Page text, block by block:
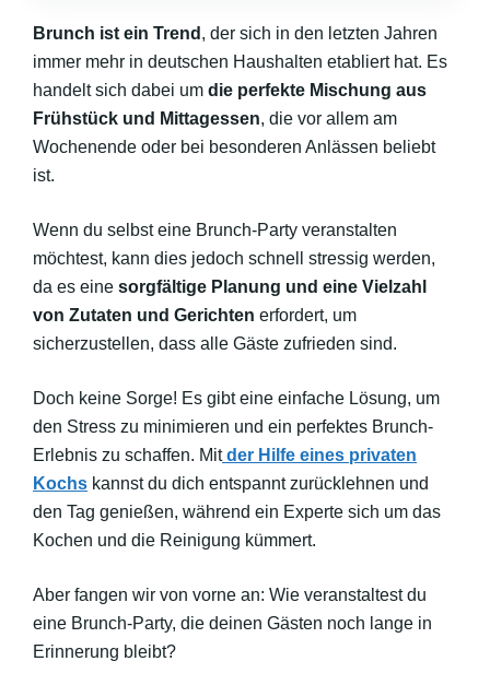
Brunch ist ein Trend , der sich in den letzten Jahren
immer mehr in deutschen Haushalten etabliert hat. Es
handelt sich dabei um die perfekte Mischung aus
Frühstück und Mittagessen, die vor allem am
Wochenende oder bei besonderen Anlässen beliebt
ist.
Wenn du selbst eine Brunch-Party veranstalten
möchtest, kann dies jedoch schnell stressig werden,
da es eine sorgfältige Planung und eine Vielzahl
von Zutaten und Gerichten erfordert, um
sicherzustellen, dass alle Gäste zufrieden sind.
Doch keine Sorge! Es gibt eine einfache Lösung, um
den Stress zu minimieren und ein perfektes Brunch-
Erlebnis zu schaffen. Mit der Hilfe eines privaten
Kochs kannst du dich entspannt zurücklehnen und
den Tag genießen, während ein Experte sich um das
Kochen und die Reinigung kümmert.
Aber fangen wir von vorne an: Wie veranstaltest du
eine Brunch-Party, die deinen Gästen noch lange in
Erinnerung bleibt?